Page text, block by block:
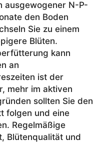
ausgewogener N-P-
den Boden
Sie zu einem
Blüten.
kann
an
ist der
mehr im aktiven
sollten Sie den
folgen und eine
Regelmäßige
Blütenqualität und